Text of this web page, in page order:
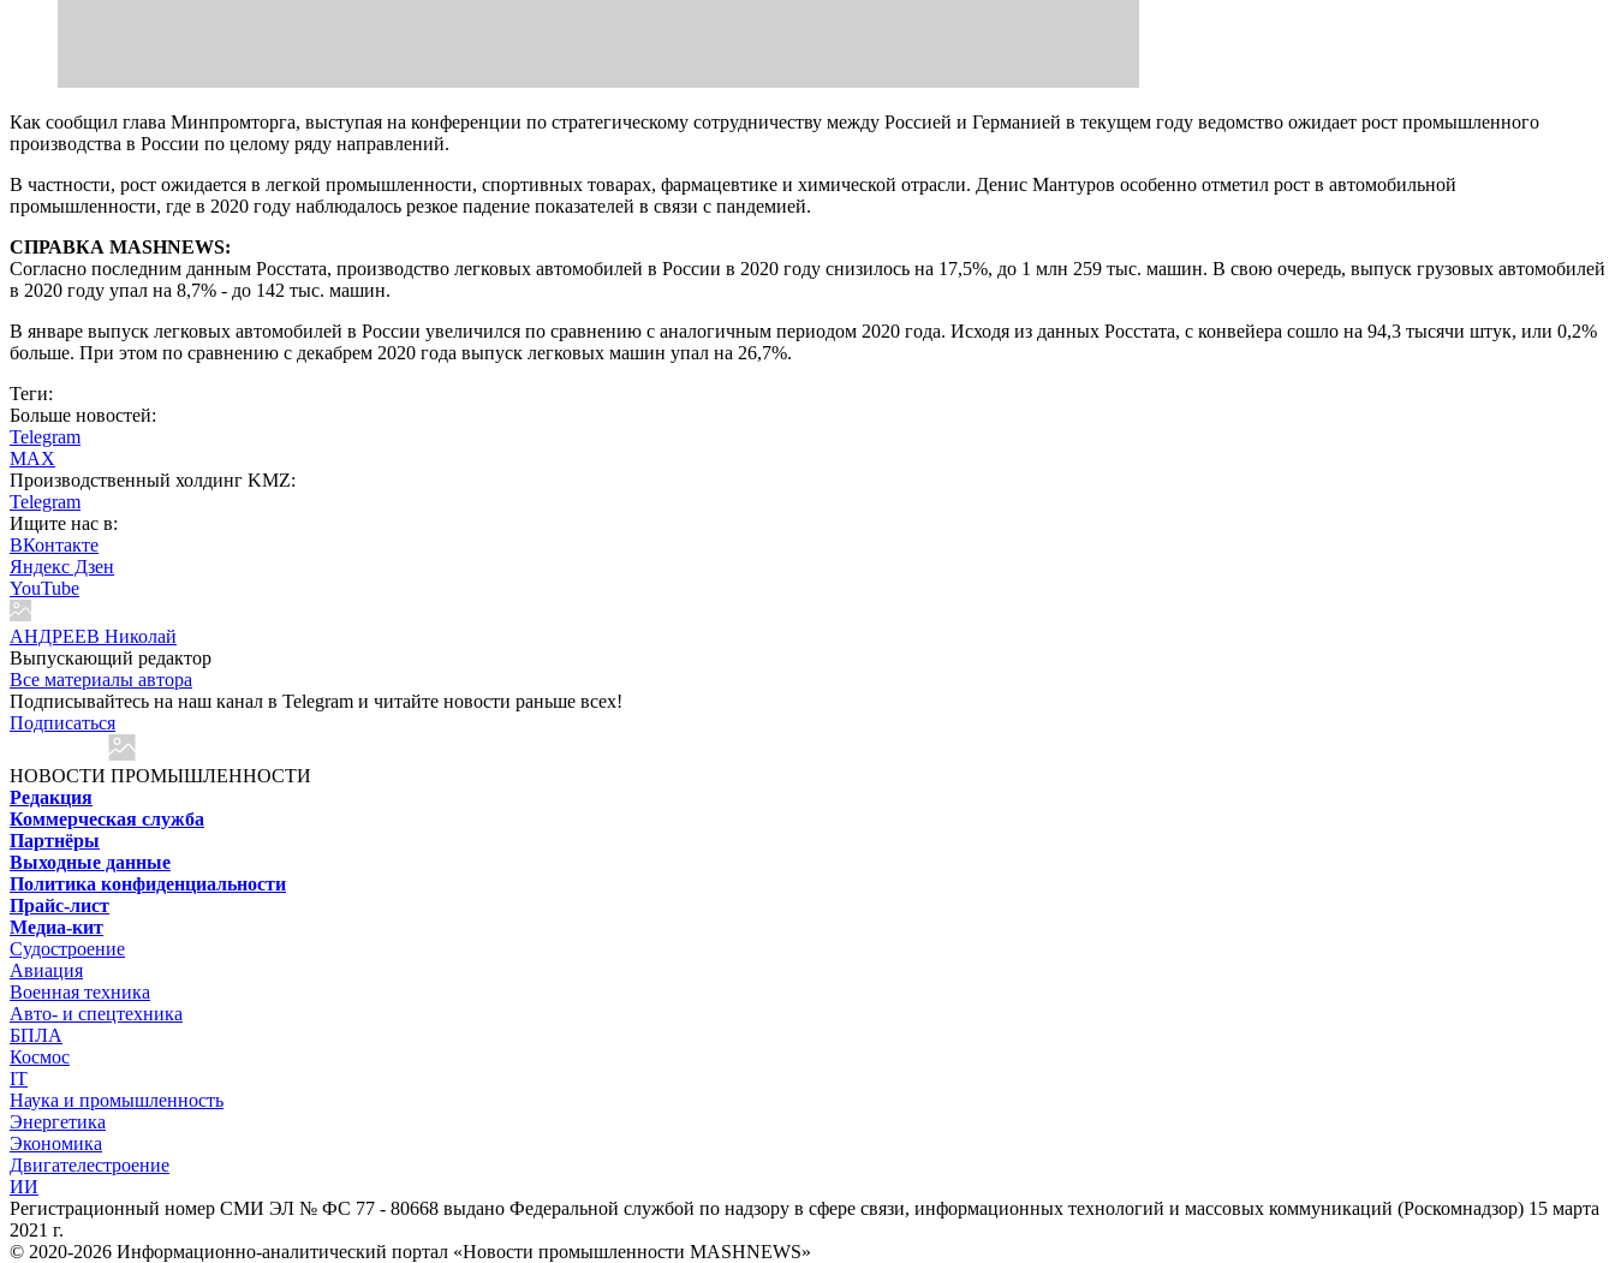
Как сообщил глава Минпромторга, выступая на конференции по стратегическому сотрудничеству между Россией и Германией в текущем году ведомство ожидает рост промышленного
производства в России по целому ряду направлений.
В частности, рост ожидается в легкой промышленности, спортивных товарах, фармацевтике и химической отрасли. Денис Мантуров особенно отметил рост в автомобильной
промышленности, где в 2020 году наблюдалось резкое падение показателей в связи с пандемией.
СПРАВКА MASHNEWS:
Согласно последним данным Росстата, производство легковых автомобилей в России в 2020 году снизилось на 17,5%, до 1 млн 259 тыс. машин. В свою очередь, выпуск грузовых автомобилей
в 2020 году упал на 8,7% - до 142 тыс. машин.
В январе выпуск легковых автомобилей в России увеличился по сравнению с аналогичным периодом 2020 года. Исходя из данных Росстата, с конвейера сошло на 94,3 тысячи штук, или 0,2%
больше. При этом по сравнению с декабрем 2020 года выпуск легковых машин упал на 26,7%.
Теги:
Больше новостей:
Telegram
MAX
Производственный холдинг KMZ:
Telegram
Ищите нас в:
ВКонтакте
Яндекс Дзен
YouTube
АНДРЕЕВ Николай
Выпускающий редактор
Все материалы автора
Подписывайтесь на наш канал в Telegram и читайте новости раньше всех!
Подписаться
НОВОСТИ ПРОМЫШЛЕННОСТИ
Редакция
Коммерческая служба
Партнёры
Выходные данные
Политика конфиденциальности
Прайс-лист
Медиа-кит
Судостроение
Авиация
Военная техника
Авто- и спецтехника
БПЛА
Космос
IT
Наука и промышленность
Энергетика
Экономика
Двигателестроение
ИИ
Регистрационный номер СМИ ЭЛ № ФС 77 - 80668 выдано Федеральной службой по надзору в сфере связи, информационных технологий и массовых коммуникаций (Роскомнадзор) 15 марта
2021 г.
© 2020-2026 Информационно-аналитический портал «Новости промышленности MASHNEWS»